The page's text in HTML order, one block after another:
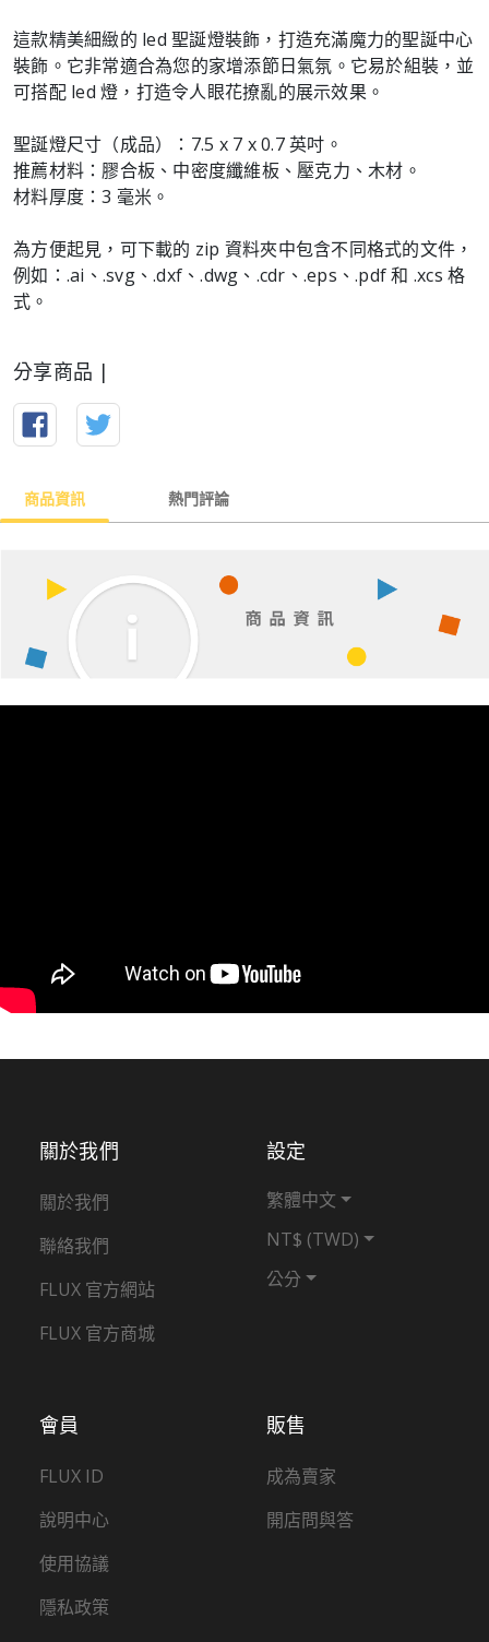
這款精美細緻的 led 聖誕燈裝飾，打造充滿魔力的聖誕中心
裝飾。它非常適合為您的家增添節日氣氛。它易於組裝，並
可搭配 led 燈，打造令人眼花撩亂的展示效果。
聖誕燈尺寸（成品）：7.5 x 7 x 0.7 英吋。
推薦材料：膠合板、中密度纖維板、壓克力、木材。
材料厚度：3 毫米。
為方便起見，可下載的 zip 資料夾中包含不同格式的文件，
例如：.ai、.svg、.dxf、.dwg、.cdr、.eps、.pdf 和 .xcs 格
式。
分享商品 |
商品資訊 熱門評論
販售
成為賣家
開店問與答
會員
FLUX ID
說明中心
使用協議
隱私政策
關於我們
關於我們
聯絡我們
FLUX 官方網站
FLUX 官方商城
設定
繁體中文
NT$ (TWD)
公分